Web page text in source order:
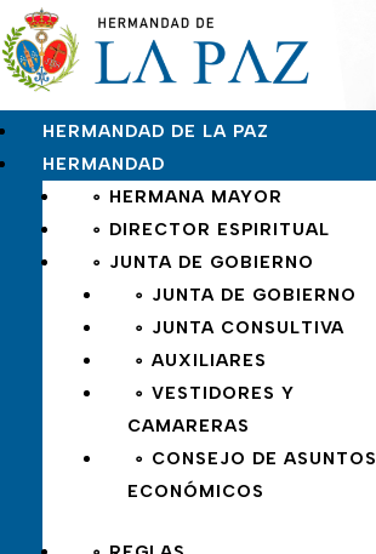
HERMANDAD DE LA PAZ
HERMANDAD
∘ HERMANA MAYOR
∘ DIRECTOR ESPIRITUAL
∘ JUNTA DE GOBIERNO
∘ JUNTA DE GOBIERNO
∘ JUNTA CONSULTIVA
∘ AUXILIARES
∘ VESTIDORES Y
CAMARERAS
∘ CONSEJO DE ASUNTOS
ECONÓMICOS